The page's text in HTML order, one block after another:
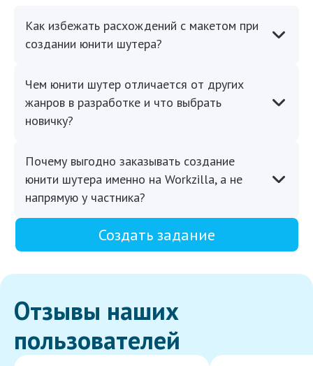
Как избежать расхождений с макетом при
создании юнити шутера?
Чем юнити шутер отличается от других
жанров в разработке и что выбрать
новичку?
Почему выгодно заказывать создание
юнити шутера именно на Workzilla, а не
напрямую у частника?
Создать задание
Отзывы наших
пользователей